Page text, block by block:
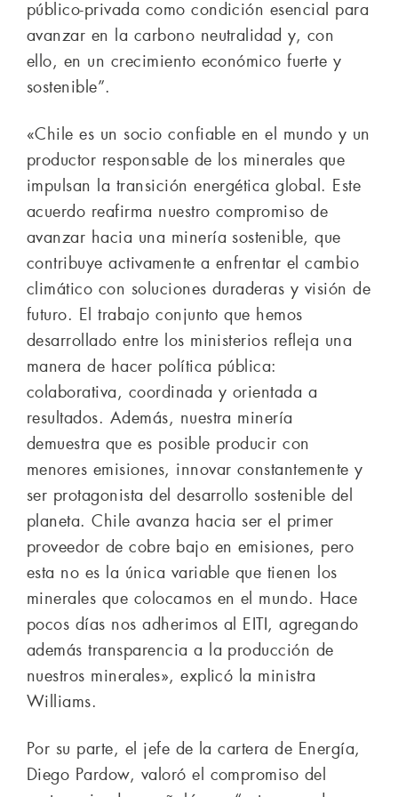
público-privada como condición esencial para
avanzar en la carbono neutralidad y, con
ello, en un crecimiento económico fuerte y
sostenible”.
«Chile es un socio confiable en el mundo y un
productor responsable de los minerales que
impulsan la transición energética global. Este
acuerdo reafirma nuestro compromiso de
avanzar hacia una minería sostenible, que
contribuye activamente a enfrentar el cambio
climático con soluciones duraderas y visión de
futuro. El trabajo conjunto que hemos
desarrollado entre los ministerios refleja una
manera de hacer política pública:
colaborativa, coordinada y orientada a
resultados. Además, nuestra minería
demuestra que es posible producir con
menores emisiones, innovar constantemente y
ser protagonista del desarrollo sostenible del
planeta. Chile avanza hacia ser el primer
proveedor de cobre bajo en emisiones, pero
esta no es la única variable que tienen los
minerales que colocamos en el mundo. Hace
pocos días nos adherimos al EITI, agregando
además transparencia a la producción de
nuestros minerales», explicó la ministra
Williams.
Por su parte, el jefe de la cartera de Energía,
Diego Pardow, valoró el compromiso del